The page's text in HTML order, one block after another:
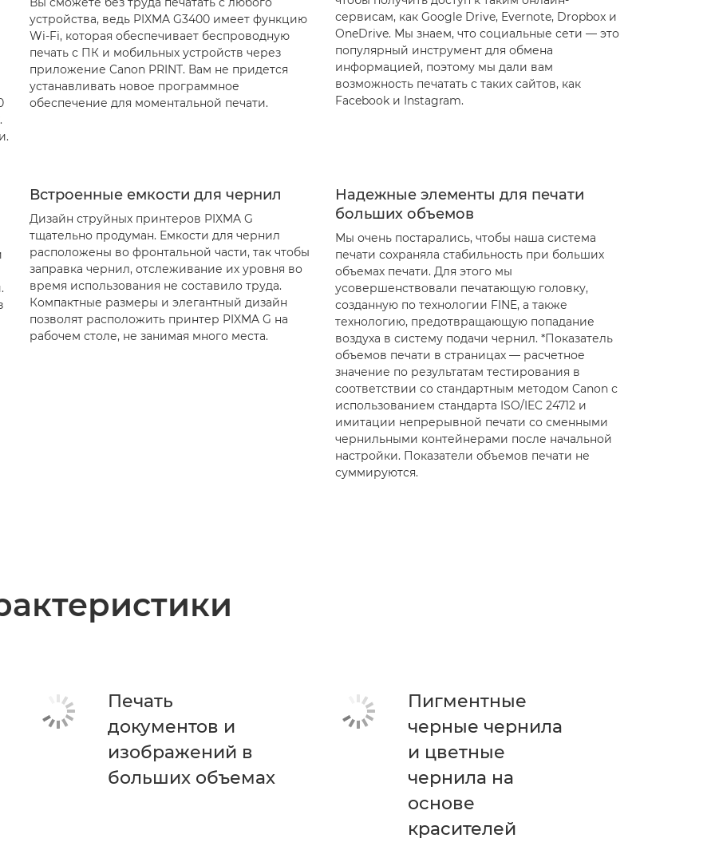
устройства, ведь PIXMA G3400 имеет функцию
Wi-Fi, которая обеспечивает беспроводную
печать с ПК и мобильных устройств через
приложение Canon PRINT. Вам не придется
устанавливать новое программное
обеспечение для моментальной печати.
сервисам, как Google Drive, Evernote, Dropbox и
OneDrive. Мы знаем, что социальные сети –– это
популярный инструмент для обмена
информацией, поэтому мы дали вам
возможность печатать с таких сайтов, как
Facebook и Instagram.
Встроенные емкости для чернил
Дизайн струйных принтеров PIXMA G
тщательно продуман. Емкости для чернил
расположены во фронтальной части, так чтобы
заправка чернил, отслеживание их уровня во
время использования не составило труда.
Компактные размеры и элегантный дизайн
позволят расположить принтер PIXMA G на
рабочем столе, не занимая много места.
Надежные элементы для печати
больших объемов
Мы очень постарались, чтобы наша система
печати сохраняла стабильность при больших
объемах печати. Для этого мы
усовершенствовали печатающую головку,
созданную по технологии FINE, а также
технологию, предотвращающую попадание
воздуха в систему подачи чернил. *Показатель
объемов печати в страницах — расчетное
значение по результатам тестирования в
соответствии со стандартным методом Canon с
использованием стандарта ISO/IEC 24712 и
имитации непрерывной печати со сменными
чернильными контейнерами после начальной
настройки. Показатели объемов печати не
суммируются.
Печать
документов и
изображений в
больших объемах
Пигментные
черные чернила
и цветные
чернила на
основе
красителей